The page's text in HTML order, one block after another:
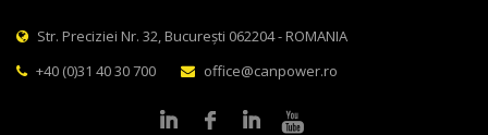
Str. Preciziei Nr. 32, București 062204 - ROMANIA
+40 (0)31 40 30 700
office@canpower.ro